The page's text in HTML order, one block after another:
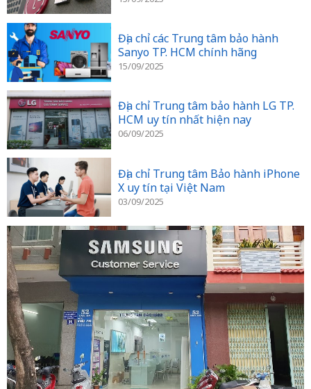
Địa chỉ các Trung tâm bảo hành
Sanyo TP. HCM chính hãng
15/09/2025
Địa chỉ Trung tâm bảo hành LG TP.
HCM uy tín nhất hiện nay
06/09/2025
Địa chỉ Trung tâm Bảo hành iPhone
X uy tín tại Việt Nam
03/09/2025